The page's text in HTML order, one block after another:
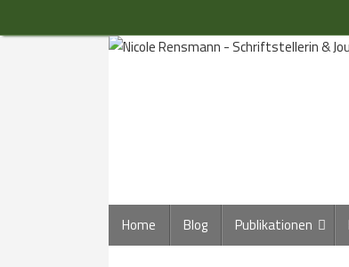
Inhalt
Inhalt
springen
Home Blog Publikationen